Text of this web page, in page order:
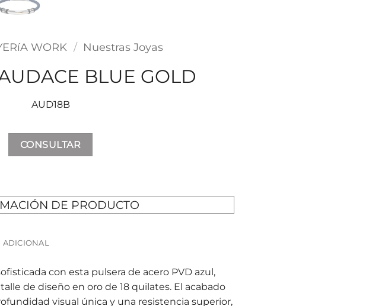
WORK / Nuestras Joyas
BLUE GOLD
AUD18B
CONSULTAR
DE PRODUCTO
con esta pulsera de acero PVD azul,
de diseño en oro de 18 quilates. El acabado
visual única y una resistencia superior,